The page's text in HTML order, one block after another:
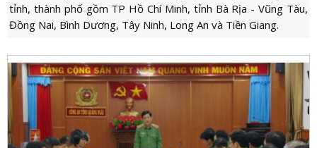
tỉnh, thành phố gồm TP Hồ Chí Minh, tỉnh Bà Rịa - Vũng Tàu,
Đồng Nai, Bình Dương, Tây Ninh, Long An và Tiền Giang.